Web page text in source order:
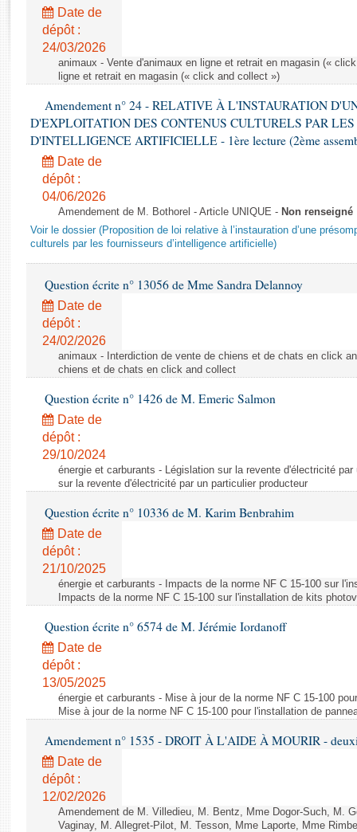
Rapports législatifs
Rapports sur l'application des lois
Baromètre de l’application des lois
Dossiers législatifs
Budget et sécurité sociale
Questions écrites et orales
Comptes rendus des débats
Date de
dépôt :
24/03/2026
animaux - Vente d'animaux en ligne et retrait en magasin («
ligne et retrait en magasin (« click and collect »)
Amendement n° 24 - RELATIVE À L'INSTAURATION
D'EXPLOITATION DES CONTENUS CULTURELS PAR LES
D'INTELLIGENCE ARTIFICIELLE - 1ère lecture (2ème
Date de
dépôt :
04/06/2026
Amendement de M. Bothorel - Article UNIQUE - Non renseigné
Voir le dossier (Proposition de loi relative à l’instauration d’une
culturels par les fournisseurs d’intelligence artificielle)
Question écrite n° 13056 de Mme Sandra Delannoy
Date de
dépôt :
24/02/2026
animaux - Interdiction de vente de chiens et de chats en click
chiens et de chats en click and collect
Question écrite n° 1426 de M. Emeric Salmon
Date de
dépôt :
29/10/2024
énergie et carburants - Législation sur la revente d'électricité
sur la revente d'électricité par un particulier producteur
Question écrite n° 10336 de M. Karim Benbrahim
Date de
dépôt :
21/10/2025
énergie et carburants - Impacts de la norme NF C 15-100 sur
Impacts de la norme NF C 15-100 sur l'installation de kits
Question écrite n° 6574 de M. Jérémie Iordanoff
Date de
dépôt :
13/05/2025
énergie et carburants - Mise à jour de la norme NF C 15-100
Mise à jour de la norme NF C 15-100 pour l'installation de
Amendement n° 1535 - DROIT À L'AIDE À MOURIR -
Date de
dépôt :
12/02/2026
Amendement de M. Villedieu, M. Bentz, Mme Dogor-Such, M.
Vaginay, M. Allegret-Pilot, M. Tesson, Mme Laporte, Mme